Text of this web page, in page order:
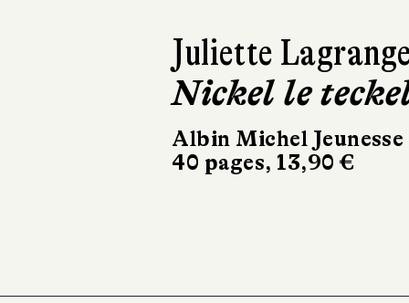
Juliette
Nickel le
Albin Michel Jeunesse
40 pages, 13,90 €